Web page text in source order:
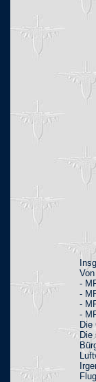
-
-
-
-
Die